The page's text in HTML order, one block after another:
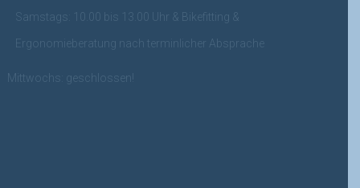
Samstags: 10.00 bis 13.00 Uhr & Bikefitting &
Ergonomieberatung nach terminlicher Absprache
Mittwochs: geschlossen!